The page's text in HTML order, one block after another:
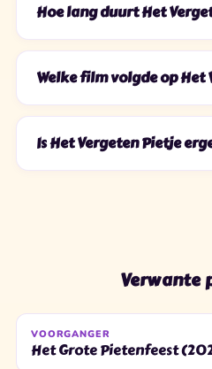
Hoe lang duurt Het
Welke film volgde op Het
Is Het Vergeten Pietje
Verwante
VOORGANGER
Het Grote Pietenfeest